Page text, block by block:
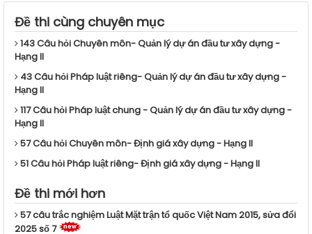
Đề thi cùng chuyên mục
143 Câu hỏi Chuyên môn- Quản lý dự án đầu tư xây dựng -
Hạng II
43 Câu hỏi Pháp luật riêng- Quản lý dự án đầu tư xây dựng -
Hạng II
117 Câu hỏi Pháp luật chung - Quản lý dự án đầu tư xây dựng -
Hạng II
57 Câu hỏi Chuyên môn- Định giá xây dựng - Hạng II
51 Câu hỏi Pháp luật riêng- Định giá xây dựng - Hạng II
Đề thi mới hơn
57 câu trắc nghiệm Luật Mặt trận tổ quốc Việt Nam 2015, sửa đổi
2025 số 7